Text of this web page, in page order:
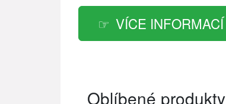
VÍCE INFORMACÍ
Oblíbené produkty